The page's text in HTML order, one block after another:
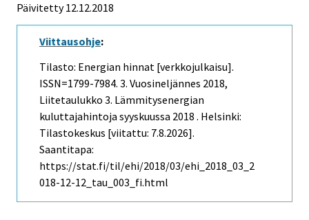
Päivitetty 12.12.2018
Viittausohje:
Tilasto: Energian hinnat [verkkojulkaisu].
ISSN=1799-7984. 3. Vuosineljännes 2018,
Liitetaulukko 3. Lämmitysenergian
kuluttajahintoja syyskuussa 2018 . Helsinki:
Tilastokeskus [viitattu: 7.8.2026].
Saantitapa:
https://stat.fi/til/ehi/2018/03/ehi_2018_03_2
018-12-12_tau_003_fi.html